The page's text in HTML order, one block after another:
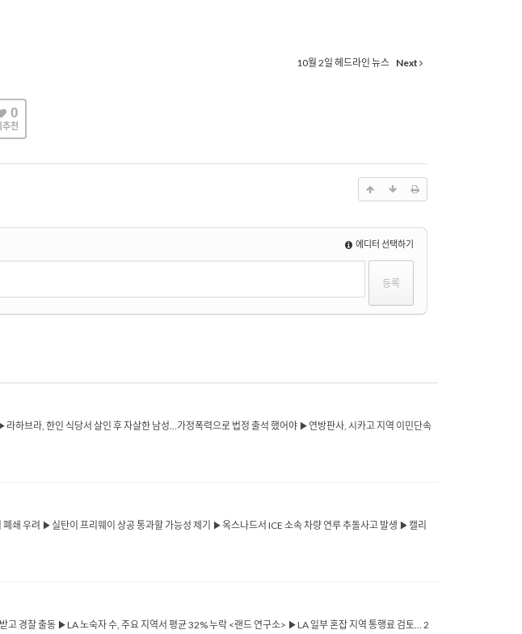
10월 2일 헤드라인 뉴스 Next
0
추천
에디터 선택하기
하브라, 한인 식당서 살인 후 자살한 남성…가정폭력으로 법정 출석 했어야 ▶연방판사, 시카고 지역 이민단속
쇄 우려 ▶실탄이 프리웨이 상공 통과할 가능성 제기 ▶옥스나드서 ICE 소속 차량 연루 추돌사고 발생 ▶캘리
경찰 출동 ▶LA 노숙자 수, 주요 지역서 평균 32% 누락 <랜드 연구소> ▶LA 일부 혼잡 지역 통행료 검토… 2